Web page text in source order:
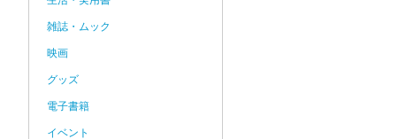
雑誌・ムック
映画
グッズ
電子書籍
イベント